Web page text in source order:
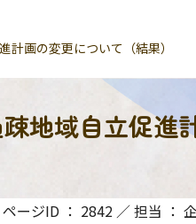
画の変更について（結果）
地域自立促進
ページID ： 2842 ／ 担当 ：